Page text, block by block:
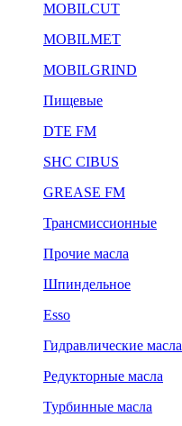
MOBILCUT
MOBILMET
MOBILGRIND
Пищевые
DTE FM
SHC CIBUS
GREASE FM
Трансмиссионные
Прочие масла
Шпиндельное
Esso
Гидравлические масла
Редукторные масла
Турбинные масла